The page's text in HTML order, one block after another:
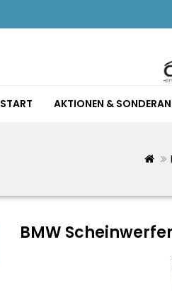
START AKTIONEN &
BMW Scheinwerfer